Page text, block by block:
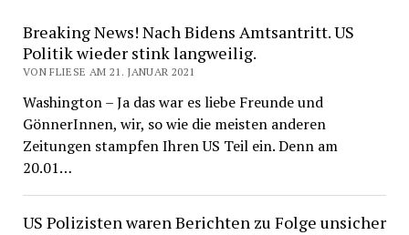
Breaking News! Nach Bidens Amtsantritt. US
Politik wieder stink langweilig.
VON FLIESE AM 21. JANUAR 2021
Washington – Ja das war es liebe Freunde und
GönnerInnen, wir, so wie die meisten anderen
Zeitungen stampfen Ihren US Teil ein. Denn am
20.01…
US Polizisten waren Berichten zu Folge unsicher